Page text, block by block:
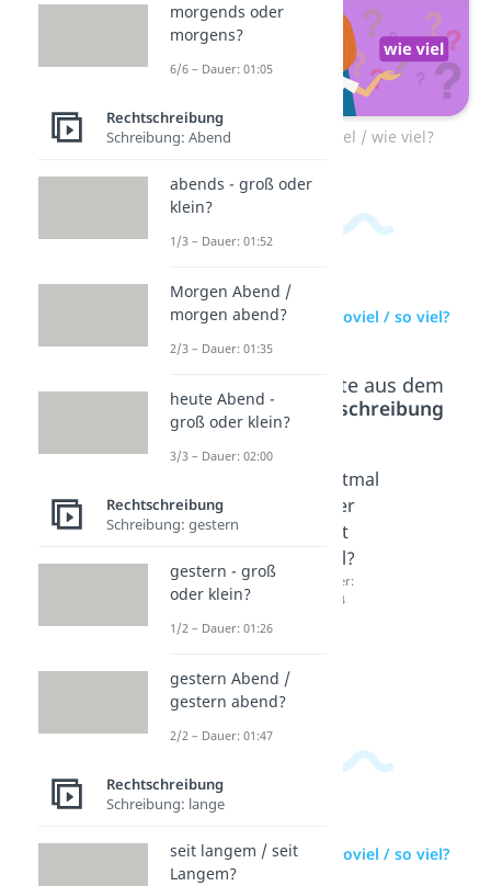
Zum Video: wieviel / wie viel?
zur Videoseite: soviel / so viel?
Beliebte Inhalte aus dem
Bereich
Rechtschreibung
oder
wieviel?
02:03
Mal
mal?
03:54
erstmal
oder
erst
mal?
Dauer:
01:44
zur Videoseite: soviel / so viel?
morgends oder
morgens?
6/6 – Dauer: 01:05
Rechtschreibung
Schreibung: Abend
abends - groß oder
klein?
1/3 – Dauer: 01:52
Morgen Abend /
morgen abend?
2/3 – Dauer: 01:35
heute Abend -
groß oder klein?
3/3 – Dauer: 02:00
Rechtschreibung
Schreibung: gestern
gestern - groß
oder klein?
1/2 – Dauer: 01:26
gestern Abend /
gestern abend?
2/2 – Dauer: 01:47
Rechtschreibung
Schreibung: lange
seit langem / seit
Langem?